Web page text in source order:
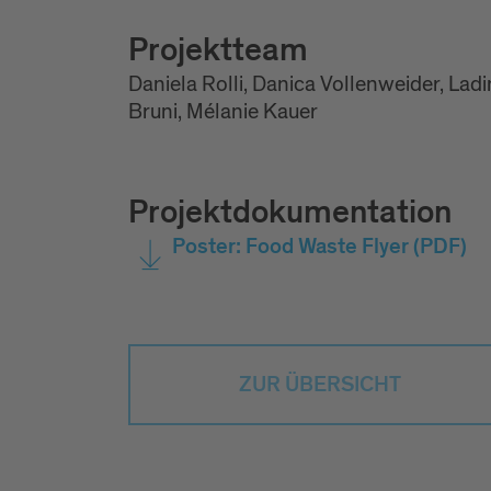
Projektteam
Daniela Rolli, Danica Vollenweider,
Bruni, Mélanie Kauer
Projektdokumentation
Poster: Food Waste Flyer(PDF)
ZUR ÜBERSICHT